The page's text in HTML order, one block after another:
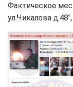
Фактическое
ул.Чикалова